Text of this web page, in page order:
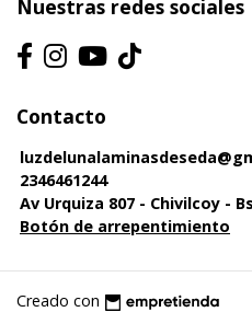
Nuestras redes sociales
Contacto
2346461244
Av Urquiza 807 - Chivilcoy -
Botón de arrepentimiento
Creado con